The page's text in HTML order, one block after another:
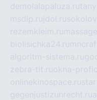
demolalapaluza.ru
msdip.ru jdol.ru
rezemkleim.ru
biolisichka24.ru
algoritm-sistema.ru
zebra-tlt.ruokna-
onlinekinospace.ru
gegenjustizunrecht.ru